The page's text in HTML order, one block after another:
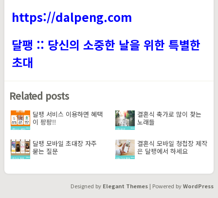
https://dalpeng.com
달팽 :: 당신의 소중한 날을 위한 특별한
초대
Related posts
달팽 서비스 이용하면 혜택
이 팡팡!!
결혼식 축가로 많이 찾는
노래들
달팽 모바일 초대장 자주
묻는 질문
결혼식 모바일 청첩장 제작
은 달팽에서 하세요
Designed by Elegant Themes | Powered byWordPress